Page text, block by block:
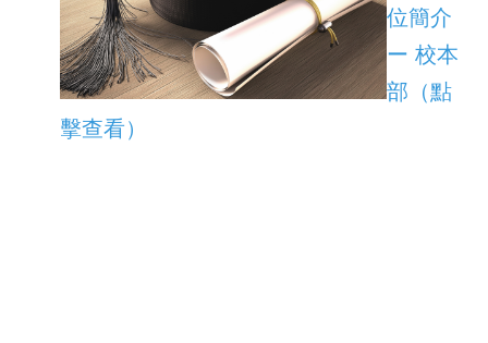
位簡介
ー 校本
部（點
擊查看）